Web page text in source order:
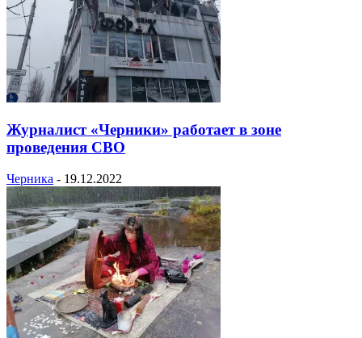
Журналист «Черники» работает в зоне
проведения СВО
Черника - 19.12.2022